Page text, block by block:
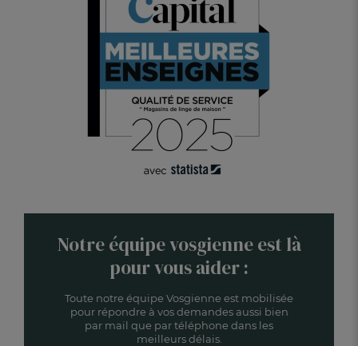
Notre équipe vosgienne est là
pour vous aider :
Toute notre équipe Vosgienne est mobilisée
pour répondre à vos demandes aussi bien
par mail que par téléphone dans les
meilleurs délais.